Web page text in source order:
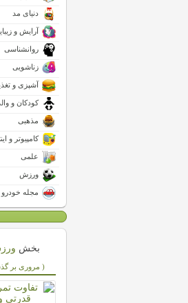
دنیای مد
آرایش و
روانشناسی
زناشویی
آشپزی و
کودکان و
مذهبی
کامپیوتر و
علمی
ورزش
مجله خودرو
بخش
( مروری بر